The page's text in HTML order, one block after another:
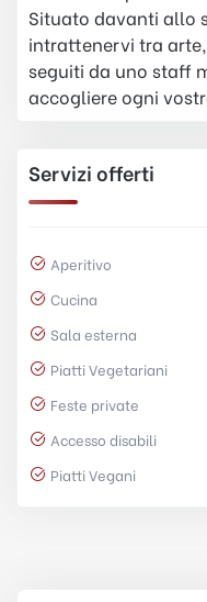
Situato davanti allo
intrattenervi tra
seguiti da uno staff
accogliere ogni
Servizi offerti
Aperitivo
Cucina
Sala esterna
Piatti Vegetariani
Feste private
Accesso disabili
Piatti Vegani